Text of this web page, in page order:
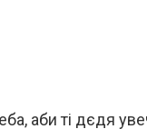
аби ті дєдя